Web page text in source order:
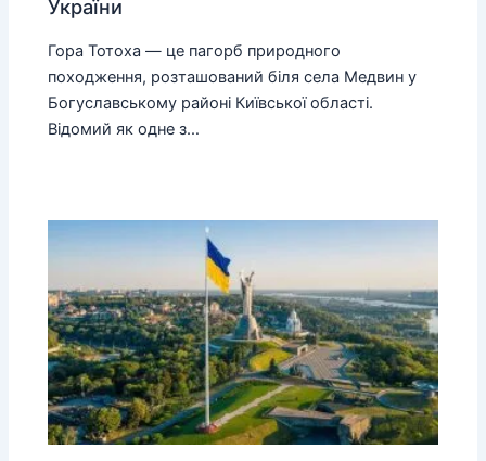
України
Гора Тотоха — це пагорб природного
походження, розташований біля села Медвин у
Богуславському районі Київської області.
Відомий як одне з…